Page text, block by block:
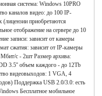
система: Windows 10PRO
каналов видео: до 100 IP-
приобретаются
отображение на сервере до 10
записи: зависит от камеры
сжатия: зависит от IP-камеры
с - 2шт Размер архива:
3.5'' объем каждого - до 12Tb
видеовыходов: 1 VGA, 4
Поддержка USB 2.0/3.0: есть
Бесплатное мобильное